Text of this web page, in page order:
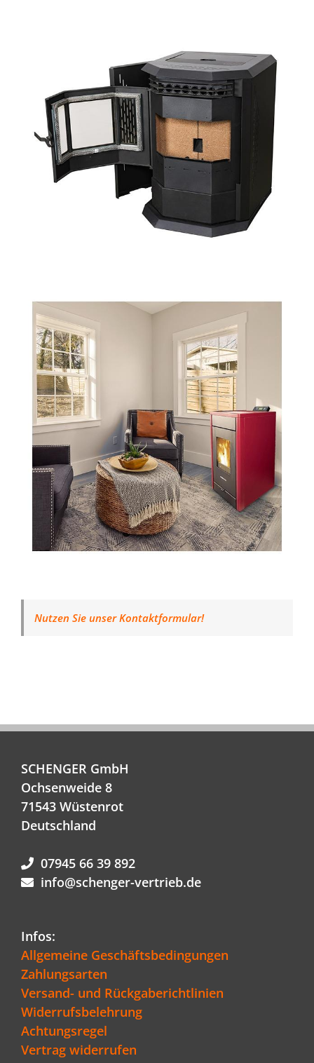
Nutzen Sie unser Kontaktformular!
SCHENGER GmbH
Ochsenweide 8
71543 Wüstenrot
Deutschland
07945 66 39 892
info@schenger-vertrieb.de
Infos:
Allgemeine Geschäftsbedingungen
Zahlungsarten
Versand- und Rückgaberichtlinien
Widerrufsbelehrung
Achtungsregel
Vertrag widerrufen